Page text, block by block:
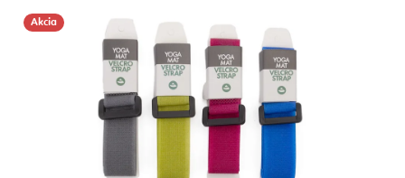
hviezdičiek.
Akcia